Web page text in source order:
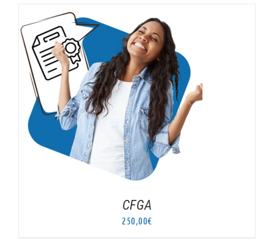
AJOUTER AU PANIER / DÉTAILS
CFGA
250,00€